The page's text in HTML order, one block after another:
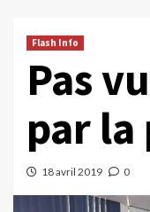
Flash Info
Pas
par
18 avril 2019 0